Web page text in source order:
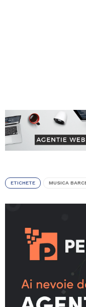
ETICHETE MUSICA